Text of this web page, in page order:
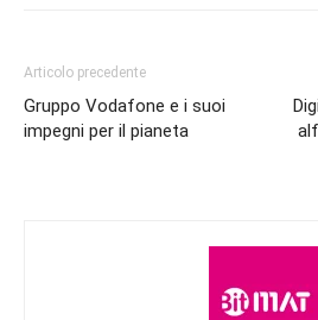
Articolo precedente
Gruppo Vodafone e i suoi
impegni per il pianeta